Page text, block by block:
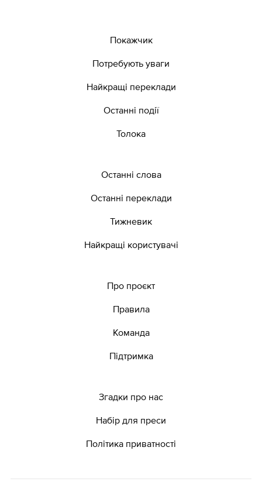
Покажчик
Потребують уваги
Найкращі переклади
Останні події
Толока
Останні слова
Останні переклади
Тижневик
Найкращі користувачі
Про проєкт
Правила
Команда
Підтримка
Згадки про нас
Набір для преси
Політика приватності